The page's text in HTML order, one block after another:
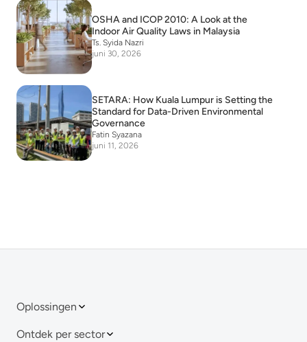
OSHA and ICOP 2010: A Look at the
Indoor Air Quality Laws in Malaysia
Ts. Syida Nazri
juni 30, 2026
SETARA: How Kuala Lumpur is Setting the
Standard for Data-Driven Environmental
Governance
Fatin Syazana
juni 11, 2026
Oplossingen
Ontdek per sector